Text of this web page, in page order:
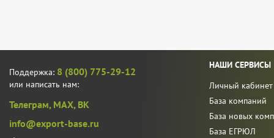
Поддержка: 8 (800) 775-29-12
или написать нам:
Телеграм, MAX, ВК
info@export-base.ru
НАШИ СЕРВИСЫ
Личный кабинет
База компаний
База новых
База ЕГРЮЛ